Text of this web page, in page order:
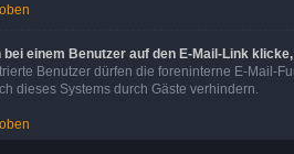
bei einem Benutzer auf den E-Mail-Link
Benutzer dürfen die foreninterne E-Mail-
dieses Systems durch Gäste verhindern.